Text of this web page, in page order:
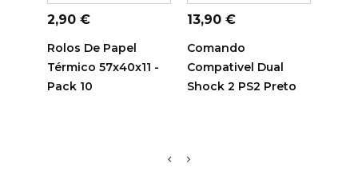
CARRINHO
Preço
2,90 €
Rolos De Papel
Térmico 57x40x11 -
Pack 10
CARRINHO
Preço
13,90 €
Comando
Compativel Dual
Shock 2 PS2 Preto